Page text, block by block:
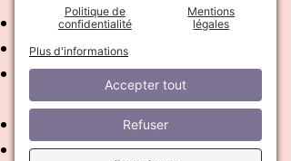
Vitamine B12 (IM)
Méthotrexate (SC)
Prolia®, Xolair®, Lupron®, Stelara®,
Ozempic® (SC)
Traitement hormonal (IM ou SC)
Vaccins spécialisés prescrits